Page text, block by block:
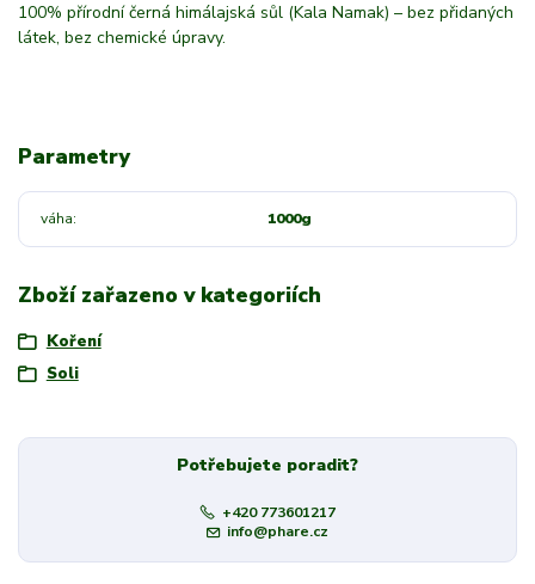
100% přírodní černá himálajská sůl (Kala Namak) – bez přidaných
látek, bez chemické úpravy.
Parametry
váha 1000g
Zboží zařazeno v kategoriích
Koření
Soli
Potřebujete poradit?
+420 773601217
info@phare.cz